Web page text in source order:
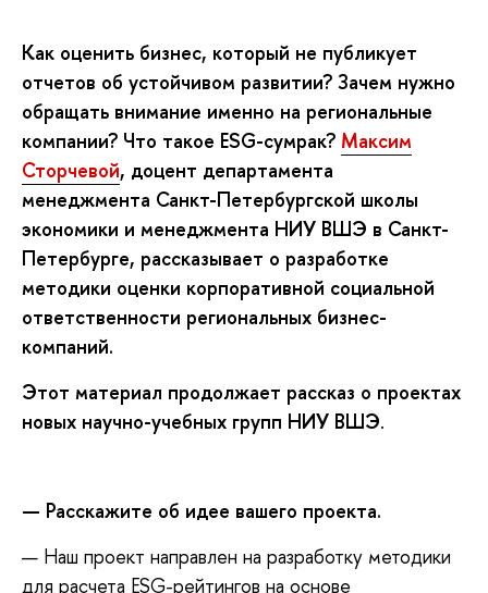
Как оценить бизнес, который не публикует
отчетов об устойчивом развитии? Зачем нужно
обращать внимание именно на региональные
компании? Что такое ESG-сумрак? Максим
Сторчевой, доцент департамента
менеджмента Санкт-Петербургской школы
экономики и менеджмента НИУ ВШЭ в Санкт-
Петербурге, рассказывает о разработке
методики оценки корпоративной социальной
ответственности региональных бизнес-
компаний.
Этот материал продолжает рассказ о проектах
новых научно-учебных групп НИУ ВШЭ.
— Расскажите об идее вашего проекта.
— Наш проект направлен на разработку методики
для расчета ESG-рейтингов на основе